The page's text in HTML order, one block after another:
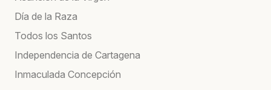
Día de la Raza
Todos los Santos
Independencia de Cartagena
Inmaculada Concepción